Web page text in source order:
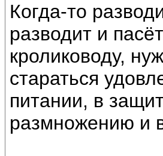
Когда-то
разводит и
кролиководу,
стараться
питании, в
размножению и